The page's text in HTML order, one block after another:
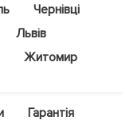
Чернівці
Львів
Житомир
Гарантія